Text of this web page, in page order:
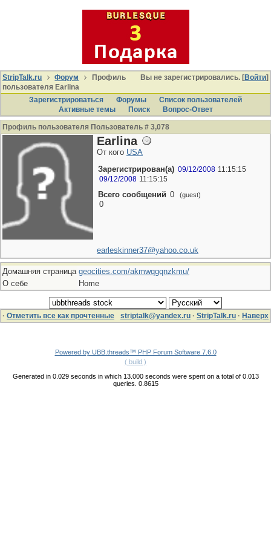
Вы не зарегистрировались. [Войти]
StripTalk.ru Форум
Профиль
пользователя Earlina
Зарегистрироваться
Форумы
Список пользователей
Активные темы
Поиcк Вопрос-Ответ
Профиль пользователя Пользователь # 3,078
Earlina
От кого USA
Зарегистрирован(а) 09/12/2008 11:15:15
09/12/2008 11:15:15
Всего сообщений 0 (guest)
0
earleskinner37@yahoo.co.uk
Домашняя страница geocities.com/akmwqgqnzkmu/
О себе
Home
· Отметить все как прочтенные striptalk@yandex.ru · StripTalk.ru · Наверх
Powered by UBB.threads™ PHP Forum Software 7.6.0
( build )
Generated in 0.029 seconds in which 13.000 seconds were spent on a total of 0.013
queries. 0.8615